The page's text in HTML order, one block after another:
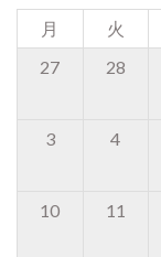
月 火
27
28
3 4
10 11